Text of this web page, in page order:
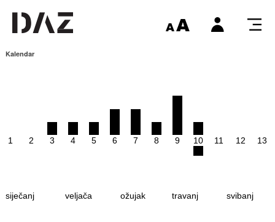
Kalendar
1 2 3 4 5 6 7 8 9 10 11 12 13
siječanj veljača ožujak travanj svibanj